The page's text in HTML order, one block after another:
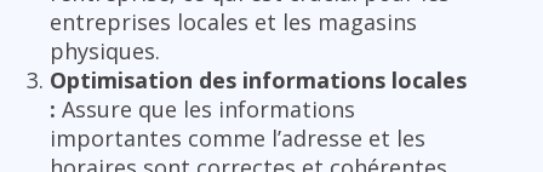
entreprises locales et les magasins
physiques.
Optimisation des informations locales
: Assure que les informations
importantes comme l’adresse et les